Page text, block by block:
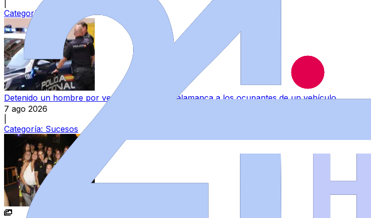
Categoría:
Detenido un hombre por vender hachís en Salamanca a los ocupantes de un vehículo
7 ago 2026
Categoría: Sucesos